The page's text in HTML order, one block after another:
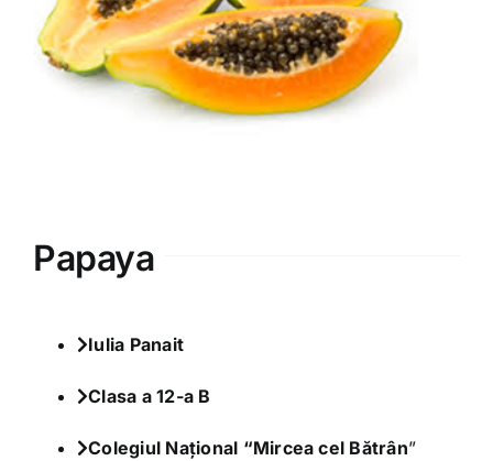
Varia
Clubul Iubim Fructele
Papaya
Iulia Panait
Clasa a 12-a B
Colegiul Național “Mircea cel Bătrân”